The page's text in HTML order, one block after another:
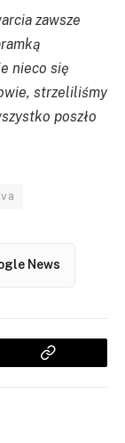
zawsze
nieco się
strzeliliśmy
poszło
News
Copy